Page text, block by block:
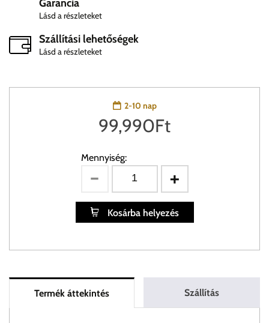
Garancia
Lásd a részleteket
Szállítási lehetőségek
Lásd a részleteket
2-10 nap
99,990Ft
Mennyiség:
Kosárba helyezés
Termék áttekintés Szállítás